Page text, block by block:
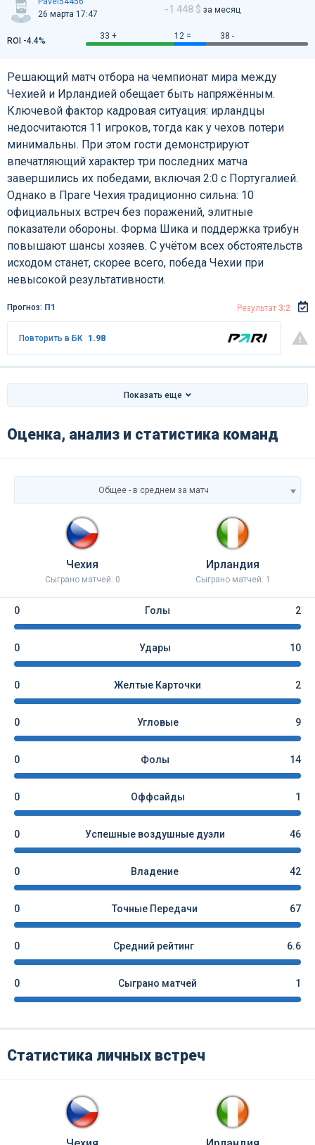
26 марта 17:47
-1 448 $ за месяц
33 + 12 = 38 -
ROI -4.4%
Решающий матч отбора на чемпионат мира между
Чехией и Ирландией обещает быть напряжённым.
Ключевой фактор кадровая ситуация: ирландцы
недосчитаются 11 игроков, тогда как у чехов потери
минимальны. При этом гости демонстрируют
впечатляющий характер три последних матча
завершились их победами, включая 2:0 с Португалией.
Однако в Праге Чехия традиционно сильна: 10
официальных встреч без поражений, элитные
показатели обороны. Форма Шика и поддержка трибун
повышают шансы хозяев. С учётом всех обстоятельств
исходом станет, скорее всего, победа Чехии при
невысокой результативности.
Прогноз: П1 Результат 3:2
Повторить в БК 1.98
Показать еще
Оценка, анализ и статистика команд
Чехия
Сыграно матчей: 0
Общее - в среднем за матч
Ирландия
Сыграно матчей: 1
0 Голы 2
0 Удары 10
0 Желтые Карточки 2
0 Угловые 9
0 Фолы 14
0 Оффсайды 1
0 Успешные воздушные дуэли 46
0 Владение 42
0 Точные Передачи 67
0 Средний рейтинг 6.6
0 Сыграно матчей 1
Статистика личных встреч